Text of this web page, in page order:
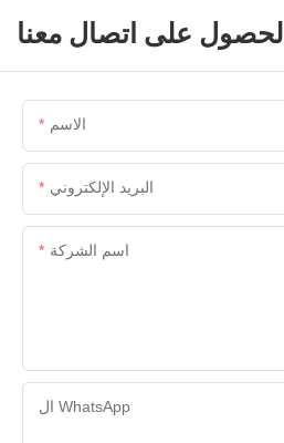
الحصول على اتصال معنا
الاسم
البريد الإلكتروني
اسم الشركة
ال WhatsApp